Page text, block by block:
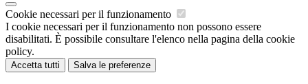
Cookie necessari per il funzionamento
I cookie necessari per il funzionamento non possono essere
disabilitati. È possibile consultare l'elenco nella pagina della cookie
policy.
Accetta tutti Salva le preferenze